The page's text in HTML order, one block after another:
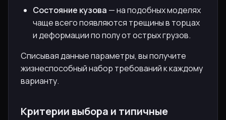
Состояние кузова — на подобных моделях
чаще всего появляются трещины в торцах
и деформации по полу от острых грузов.
Списывая данные параметры, вы получите
жизнеспособный набор требований к каждому
варианту.
Критерии выбора и типичные